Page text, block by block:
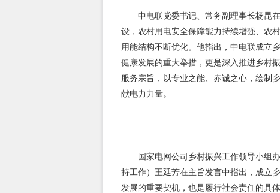
中电联党委书记、常务副理事长杨昆在
设，农村用电安全保障能力持续增强、农
用能结构不断优化。他指出，中电联成立
健康发展的重大举措，更是深入推进乡村
服务宗旨，以专业之能、赤诚之心，绘制
献电力力量。
国家电网公司乡村振兴工作领导小组办
持工作）王延芳在主旨发言中指出，成立
发展的重要契机，也是履行社会责任的具